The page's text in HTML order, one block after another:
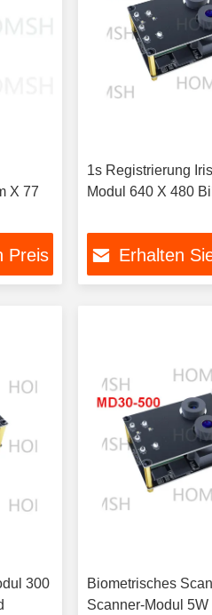
X 77
Preis
1s Registrierung
Modul 640 X 480
Erhalten
300
Biometrisches
Scanner-Modul